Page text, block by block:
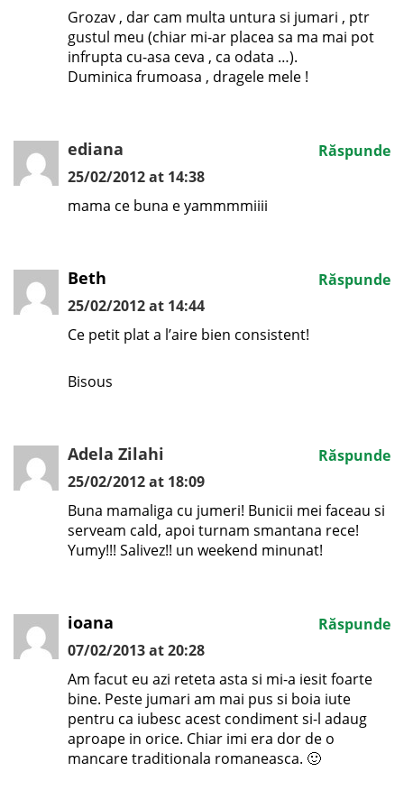
Grozav , dar cam multa untura si jumari , ptr
gustul meu (chiar mi-ar placea sa ma mai pot
infrupta cu-asa ceva , ca odata …).
Duminica frumoasa , dragele mele !
ediana
25/02/2012 at 14:38
mama ce buna e yammmmiiii
Răspunde
Beth
25/02/2012 at 14:44
Ce petit plat a l’aire bien consistent!
Bisous
Răspunde
Adela Zilahi
25/02/2012 at 18:09
Buna mamaliga cu jumeri! Bunicii mei faceau si
serveam cald, apoi turnam smantana rece!
Yumy!!! Salivez!! un weekend minunat!
Răspunde
ioana
07/02/2013 at 20:28
Am facut eu azi reteta asta si mi-a iesit foarte
bine. Peste jumari am mai pus si boia iute
pentru ca iubesc acest condiment si-l adaug
aproape in orice. Chiar imi era dor de o
mancare traditionala romaneasca. 🙂
Răspunde